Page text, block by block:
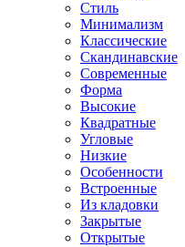
Стиль
Минимализм
Классические
Скандинавские
Современные
Форма
Высокие
Квадратные
Угловые
Низкие
Особенности
Встроенные
Из кладовки
Закрытые
Открытые